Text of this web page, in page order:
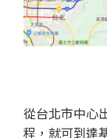
從台北市中心
程，就可到達